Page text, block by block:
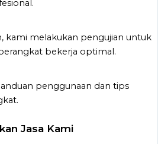
kami melakukan pengujian untuk
bekerja optimal.
penggunaan dan tips
Jasa Kami